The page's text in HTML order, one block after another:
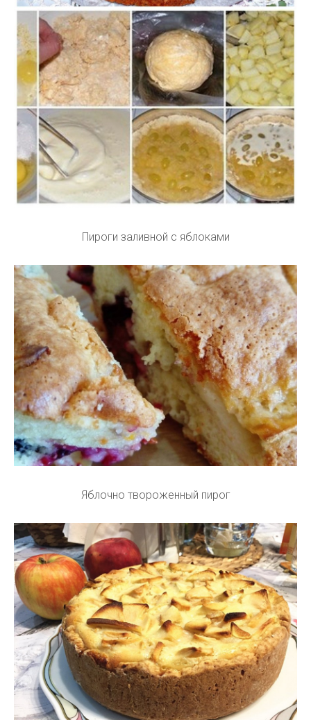
Пироги заливной с яблоками
Яблочно твороженный пирог